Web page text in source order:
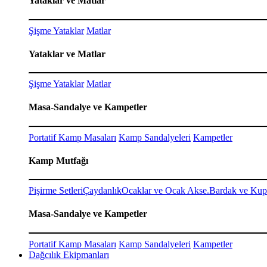
Şişme Yataklar Matlar
Yataklar ve Matlar
Şişme Yataklar Matlar
Masa-Sandalye ve Kampetler
Portatif Kamp Masaları Kamp Sandalyeleri Kampetler
Kamp Mutfağı
Pişirme SetleriÇaydanlıkOcaklar ve Ocak Akse.Bardak ve
Masa-Sandalye ve Kampetler
Portatif Kamp Masaları Kamp Sandalyeleri Kampetler
Dağcılık Ekipmanları